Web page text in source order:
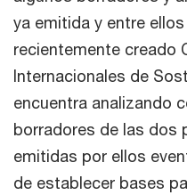
ya emitida y entre
recientemente creado
Internacionales de
encuentra analizando
borradores de las dos
emitidas por ellos
de establecer bases